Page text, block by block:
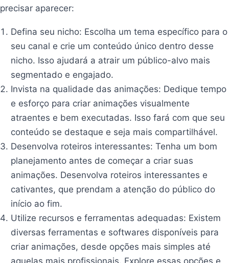
precisar aparecer:
Defina seu nicho: Escolha um tema específico para o
seu canal e crie um conteúdo único dentro desse
nicho. Isso ajudará a atrair um público-alvo mais
segmentado e engajado.
Invista na qualidade das animações: Dedique tempo
e esforço para criar animações visualmente
atraentes e bem executadas. Isso fará com que seu
conteúdo se destaque e seja mais compartilhável.
Desenvolva roteiros interessantes: Tenha um bom
planejamento antes de começar a criar suas
animações. Desenvolva roteiros interessantes e
cativantes, que prendam a atenção do público do
início ao fim.
Utilize recursos e ferramentas adequadas: Existem
diversas ferramentas e softwares disponíveis para
criar animações, desde opções mais simples até